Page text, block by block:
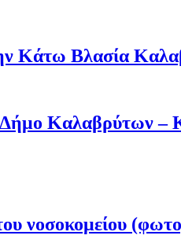
Κάτω Βλασία
Δήμο
νοσοκομείου